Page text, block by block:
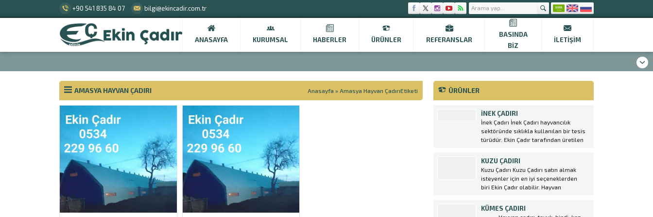
+90 541 835 84 07 bilgi@ekincadir.com.tr
ANASAYFA KURUMSAL HABERLER ÜRÜNLER REFERANSLAR
BASINDA
BIZ
İLETIŞIM
AMASYA HAYVAN ÇADIRI Anasayfa » Amasya Hayvan ÇadırıEtiketi ÜRÜNLER
İNEK ÇADIRI
İnek Çadırı İnek Çadırı hayvancılık
sektöründe sıklıkla kullanılan bir tesis
türüdür. Ekin Çadır tarafından üretilen
tarım teknikleri ile uyumlu şekilde
tasarlanmıştır. İnek Çadırı seçerken
dikkat edilmesi gereken bazı önemli
noktalar vardır. Öncelikle hayvan
sayısına ve ihtiyaca uygun bir...
KUZU ÇADIRI
Kuzu Çadırı Kuzu Çadırı satın almak
isteyenler için en iyi seçeneklerden
biri Ekin Çadır olabilir. Hayvan
firma, yüksek kaliteli malzemeler
kullanarak dayanıklı ve uzun ömürlü
KÜMES ÇADIRI